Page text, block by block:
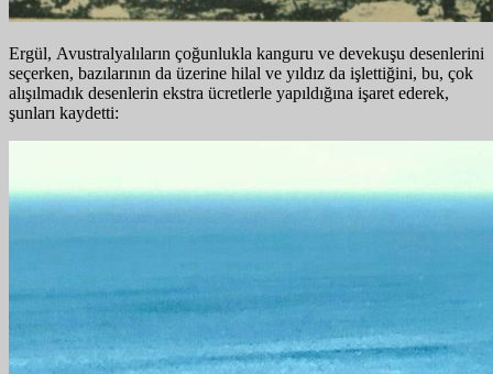
Ergül, Avustralyalıların çoğunlukla kanguru ve devekuşu desenlerini
seçerken, bazılarının da üzerine hilal ve yıldız da işlettiğini, bu, çok
alışılmadık desenlerin ekstra ücretlerle yapıldığına işaret ederek,
şunları kaydetti: